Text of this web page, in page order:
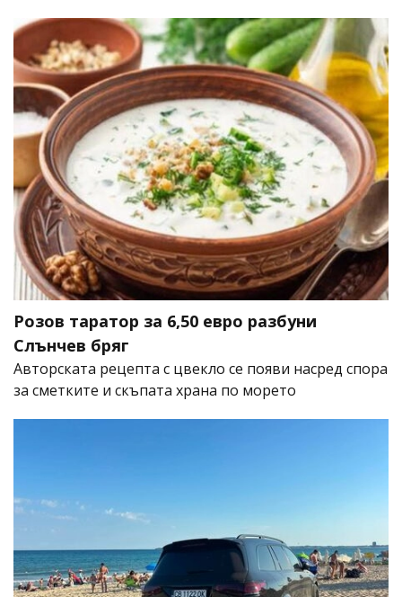
Розов таратор за 6,50 евро разбуни
Слънчев бряг
Авторската рецепта с цвекло се появи насред спора
за сметките и скъпата храна по морето